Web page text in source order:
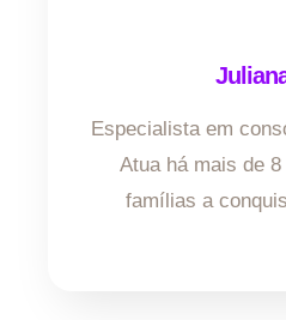
Especialista em
Atua há mais de
famílias a